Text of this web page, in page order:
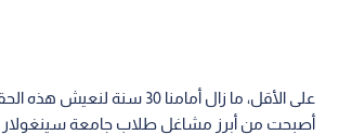
على الأقل، ما زال أمامنا 30 سنة
أصبحت من أبرز مشاغل طلاب جامعة سينغولار